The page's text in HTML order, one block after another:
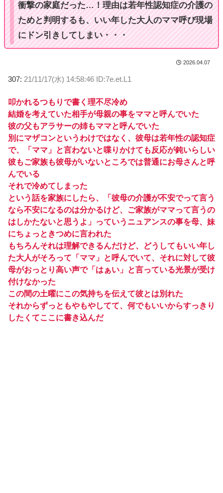
衝撃の家庭だった…！理由は若年性認知症の介護の
ためと判明するも、いい年した大人のママ呼び現場
にドン引きしてしまい・・・
2026.04.07
307: 21/11/17(水) 14:58:46 ID:7e.et.L1
叩かれるつもりで書く理不尽冷め
結婚を考えていた相手が母親の事をママと呼んでいた
彼の父もアラサーの姉もママと呼んでいた
別にマザコンというわけではなく、彼母は若年性の認知症
で、「ママ」と言わないと喋りかけても反応が鈍いらしい
彼もご家族も彼母がいないところでは普通にお母さんと呼
んでいる
それで冷めてしまった
という話を家族にしたら、「彼母の介護が不安でって言う
なら不安になるのは分かるけど、ご家族がママって言うの
はしかたないと思うよ」っていうニュアンスの事を母、妹
にちょっときつめに言われた
もちろんそれは理解できるんだけど、どうしてもいい年し
た大人がそろって「ママ」と呼んでいて、それに対して彼
母がおっとり高い声で「はぁい」と言っている光景が受け
付けなかった
この間の土曜にこの気持ちを伝えて彼とは別れた
それからずっともやもやしてて、何でもいいからすっきり
したくてここに書き込んだ